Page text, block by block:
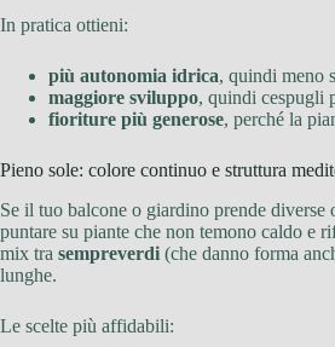
In pratica ottieni:
più autonomia idrica, quindi meno
maggiore sviluppo, quindi cespugli
fioriture più generose, perché la
Pieno sole: colore continuo e struttura
Se il tuo balcone o giardino prende diverse
puntare su piante che non temono caldo e
mix tra sempreverdi (che danno forma
lunghe.
Le scelte più affidabili: